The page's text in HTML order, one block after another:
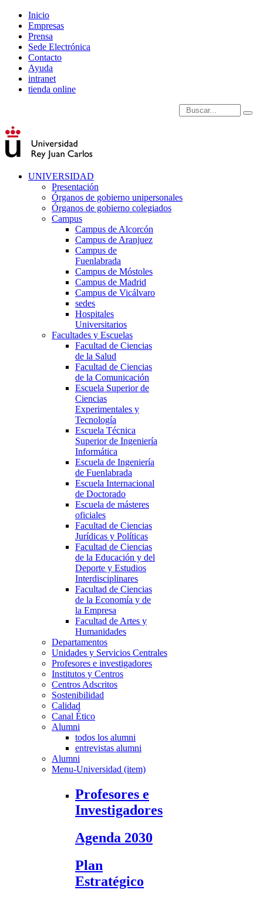
Inicio
Empresas
Prensa
Sede Electrónica
Contacto
Ayuda
intranet
tienda online
Introduce términos de
UNIVERSIDAD
Presentación
Órganos de gobierno unipersonales
Órganos de gobierno colegiados
Campus
Campus de Alcorcón
Campus de Aranjuez
Campus de
Fuenlabrada
Campus de Móstoles
Campus de Madrid
Campus de Vicálvaro
sedes
Hospitales
Universitarios
Facultades y Escuelas
Facultad de Ciencias
de la Salud
Facultad de Ciencias
de la Comunicación
Escuela Superior de
Ciencias
Experimentales y
Tecnología
Escuela Técnica
Superior de Ingeniería
Informática
Escuela de Ingeniería
de Fuenlabrada
Escuela Internacional
de Doctorado
Escuela de másteres
oficiales
Facultad de Ciencias
Jurídicas y Políticas
Facultad de Ciencias
de la Educación y del
Deporte y Estudios
Interdisciplinares
Facultad de Ciencias
de la Economía y de
la Empresa
Facultad de Artes y
Humanidades
Departamentos
Unidades y Servicios Centrales
Profesores e investigadores
Institutos y Centros
Centros Adscritos
Sostenibilidad
Calidad
Canal Ético
Alumni
todos los alumni
entrevistas alumni
Alumni
Menu-Universidad (item)
Profesores e
Investigadores
Agenda 2030
Plan
Estratégico